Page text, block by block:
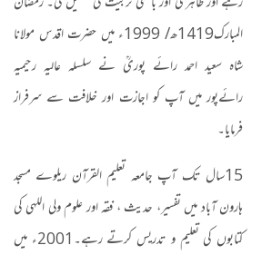
المبارک1419ھ/ 1999
ء میں حضرت اقدس مولانا
شاہ سعید احمد رائے پوریؒ نے سلسلہ عالیہ رحیمیہ
رائےپور میں آپ کو اجازت اور خلافت سے سرفراز
فرمایا۔
15سال تک آپ جامعہ تعلیم القرآن ریلوے مسجد
ہارون آباد میں تفسیر، حدیث ، فقہ اور علوم ولی اللہی کی
کتابوں کی تعلیم و تدریس کرتے رہے۔2001ء میں